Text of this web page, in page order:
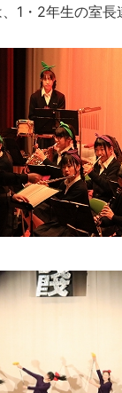
1・2年生の室長